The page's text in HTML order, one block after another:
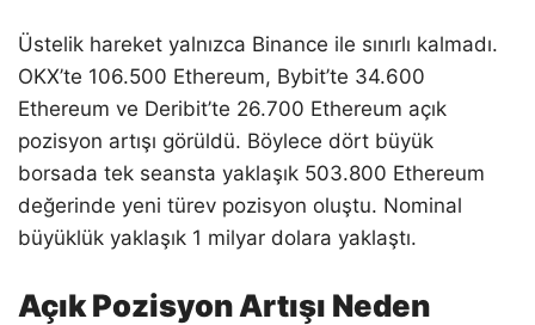
Üstelik hareket yalnızca Binance ile sınırlı kalmadı.
OKX’te 106.500 Ethereum, Bybit’te 34.600
Ethereum ve Deribit’te 26.700 Ethereum açık
pozisyon artışı görüldü. Böylece dört büyük
borsada tek seansta yaklaşık 503.800 Ethereum
değerinde yeni türev pozisyon oluştu. Nominal
büyüklük yaklaşık 1 milyar dolara yaklaştı.
Açık Pozisyon Artışı Neden